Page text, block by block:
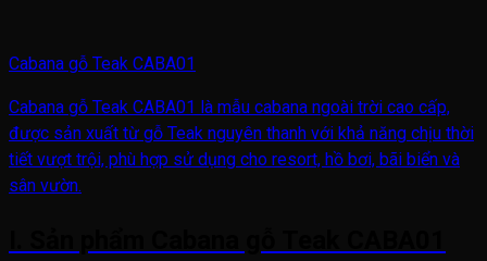
Cabana gỗ Teak CABA01
Cabana gỗ Teak CABA01 là mẫu cabana ngoài trời cao cấp,
được sản xuất từ gỗ Teak nguyên thanh với khả năng chịu thời
tiết vượt trội, phù hợp sử dụng cho resort, hồ bơi, bãi biển và
sân vườn.